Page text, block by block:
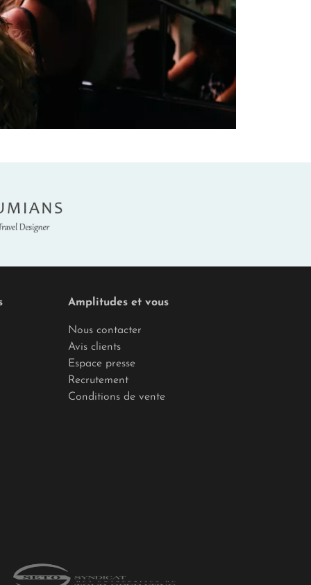
Amplitudes et vous
Nous contacter
Avis clients
Espace presse
Recrutement
Conditions de vente